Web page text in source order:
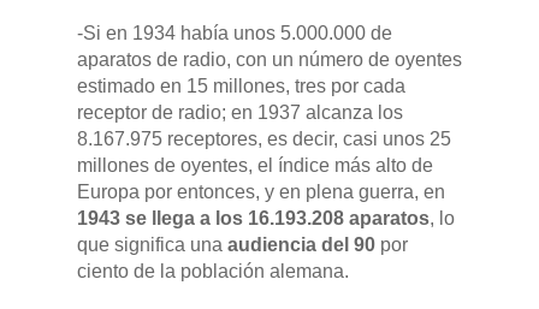
-Si en 1934 había unos 5.000.000 de
aparatos de radio, con un número de oyentes
estimado en 15 millones, tres por cada
receptor de radio; en 1937 alcanza los
8.167.975 receptores, es decir, casi unos 25
millones de oyentes, el índice más alto de
Europa por entonces, y en plena guerra, en
1943 se llega a los 16.193.208 aparatos, lo
que significa una audiencia del 90 por
ciento de la población alemana.